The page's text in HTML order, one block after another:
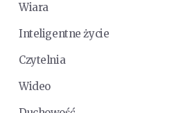
Wiara
Inteligentne życie
Czytelnia
Wideo